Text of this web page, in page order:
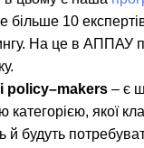
більше 10
На це в АППАУ
policy–makers – є
категорією, якої
й будуть